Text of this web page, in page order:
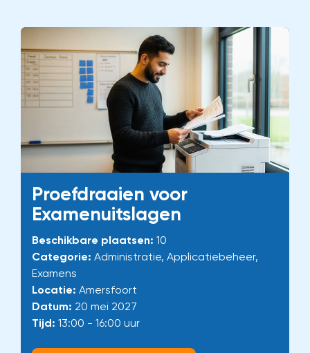
Proefdraaien voor
Examenuitslagen
Beschikbare plaatsen: 10
Categorie: Administratie, Applicatiebeheer,
Examens
Locatie: Amersfoort
Datum: 20 mei 2027
Tijd: 13:00 - 16:00 uur